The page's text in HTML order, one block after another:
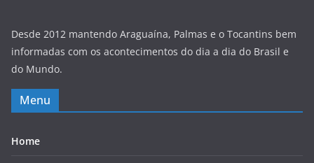
Desde 2012 mantendo Araguaína, Palmas e o Tocantins bem
informadas com os acontecimentos do dia a dia do Brasil e
do Mundo.
Menu
Home